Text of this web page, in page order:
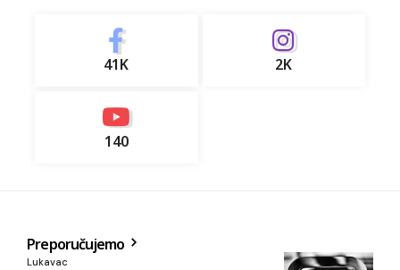
41K 2K
140
Preporučujemo
Lukavac